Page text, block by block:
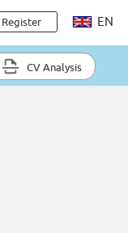
Register EN
CV Analysis